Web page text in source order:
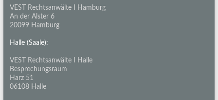
VEST Rechtsanwälte I Hamburg
An der Alster 6
20099 Hamburg
Halle (Saale):
VEST Rechtsanwälte I Halle
Besprechungsraum
Harz 51
06108 Halle